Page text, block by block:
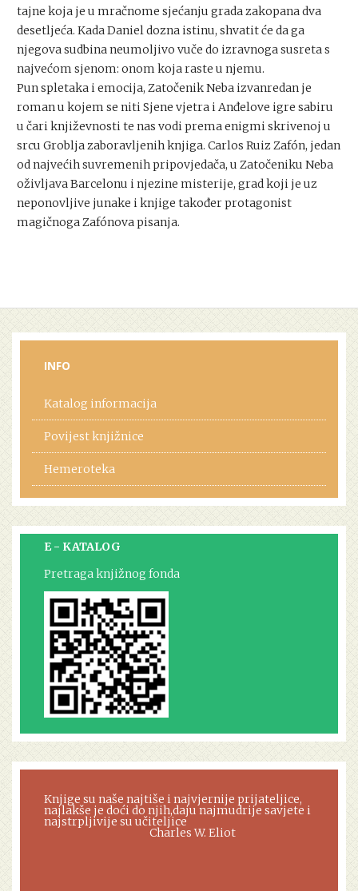
tajne koja je u mračnome sjećanju grada zakopana dva
desetljeća. Kada Daniel dozna istinu, shvatit će da ga
njegova sudbina neumoljivo vuče do izravnoga susreta s
najvećom sjenom: onom koja raste u njemu.
Pun spletaka i emocija, Zatočenik Neba izvanredan je
roman u kojem se niti Sjene vjetra i Anđelove igre sabiru
u čari književnosti te nas vodi prema enigmi skrivenoj u
srcu Groblja zaboravljenih knjiga. Carlos Ruiz Zafón, jedan
od najvećih suvremenih pripovjedača, u Zatočeniku Neba
oživljava Barcelonu i njezine misterije, grad koji je uz
neponovljive junake i knjige također protagonist
magičnoga Zafónova pisanja.
INFO
Katalog informacija
Povijest knjižnice
Hemeroteka
E - KATALOG
Pretraga knjižnog fonda
Knjige su naše najtiše i najvjernije prijateljice,
najlakše je doći do njih,daju najmudrije savjete i
najstrpljivije su učiteljice
Charles W. Eliot